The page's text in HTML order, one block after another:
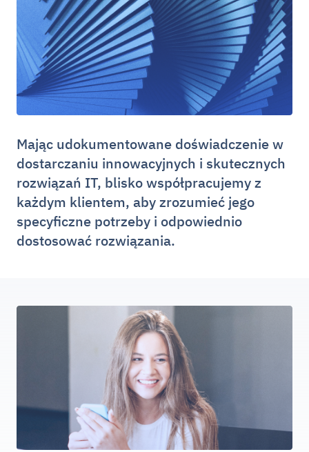
Mając udokumentowane doświadczenie w
dostarczaniu innowacyjnych i skutecznych
rozwiązań IT, blisko współpracujemy z
każdym klientem, aby zrozumieć jego
specyficzne potrzeby i odpowiednio
dostosować rozwiązania.